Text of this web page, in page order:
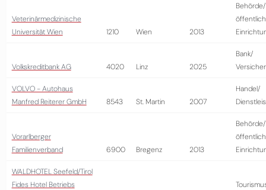
Veterinärmedizinische
Universität Wien
1210 Wien 2013
Behörde/
Volkskreditbank AG 4020 Linz 2025
Bank/
VOLVO - Autohaus
Manfred Reiterer GmbH
8543 St. Martin 2007
Handel/
Vorarlberger
Familienverband
6900 Bregenz 2013
Behörde/
WALDHOTEL Seefeld/Tirol
Fides Hotel Betriebs